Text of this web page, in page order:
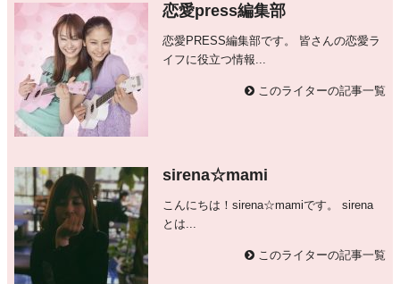
恋愛press編集部
恋愛PRESS編集部です。 皆さんの恋愛ラ
イフに役立つ情報...
このライターの記事一覧
sirena☆mami
こんにちは！sirena☆mamiです。 sirena
とは...
このライターの記事一覧